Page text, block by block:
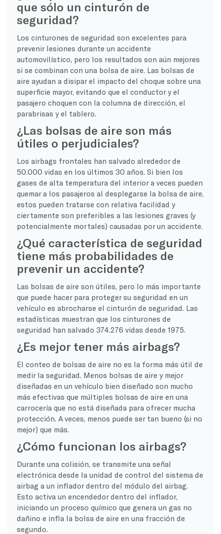
que sólo un cinturón de
seguridad?
Los cinturones de seguridad son excelentes para
prevenir lesiones durante un accidente
automovilístico, pero los resultados son aún mejores
si se combinan con una bolsa de aire. Las bolsas de
aire ayudan a disipar el impacto del choque sobre una
superficie mayor, evitando que el conductor y el
pasajero choquen con la columna de dirección, el
parabrisas y el tablero.
¿Las bolsas de aire son más
útiles o perjudiciales?
Los airbags frontales han salvado alrededor de
50.000 vidas en los últimos 30 años. Si bien los
gases de alta temperatura del interior a veces pueden
quemar a los pasajeros al desplegarse la bolsa de aire,
estos pueden tratarse con relativa facilidad y
ciertamente son preferibles a las lesiones graves (y
potencialmente mortales) causadas por un accidente.
¿Qué característica de seguridad
tiene más probabilidades de
prevenir un accidente?
Las bolsas de aire son útiles, pero lo más importante
que puede hacer para proteger su seguridad en un
vehículo es abrocharse el cinturón de seguridad. Las
estadísticas muestran que los cinturones de
seguridad han salvado 374.276 vidas desde 1975.
¿Es mejor tener más airbags?
El conteo de bolsas de aire no es la forma más útil de
medir la seguridad. Menos bolsas de aire y mejor
diseñadas en un vehículo bien diseñado son mucho
más efectivas que múltiples bolsas de aire en una
carrocería que no está diseñada para ofrecer mucha
protección. A veces, menos puede ser tan bueno (si no
mejor) que más.
¿Cómo funcionan los airbags?
Durante una colisión, se transmite una señal
electrónica desde la unidad de control del sistema de
airbag a un inflador dentro del módulo del airbag.
Esto activa un encendedor dentro del inflador,
iniciando un proceso químico que genera un gas no
dañino e infla la bolsa de aire en una fracción de
segundo.